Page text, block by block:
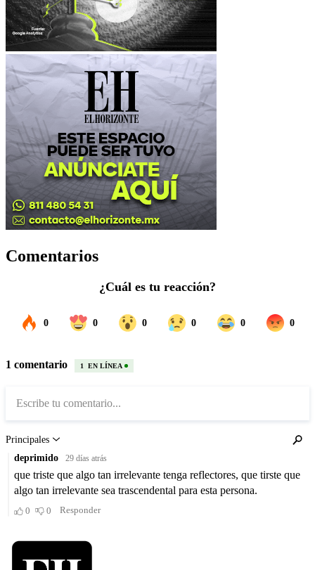
Comentarios